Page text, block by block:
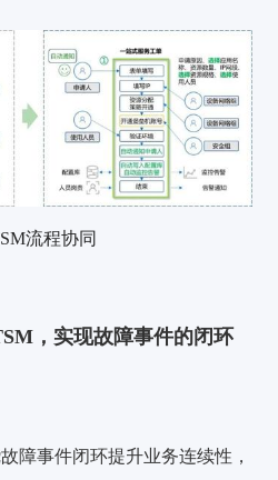
流程协同
，实现故障事件的闭环
障事件闭环提升业务连续性，